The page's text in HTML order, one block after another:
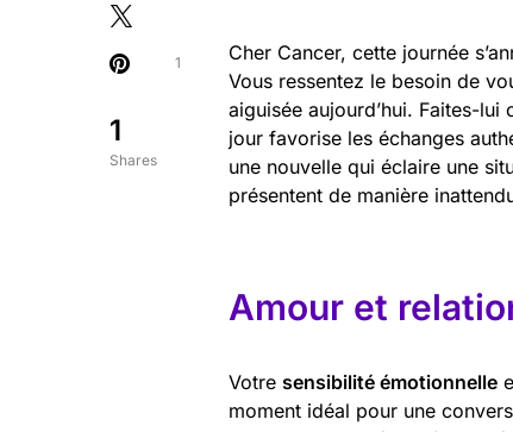
1
Shares
1 Cher Cancer, cette journée
Vous ressentez le besoin de
aiguisée aujourd’hui. Faites-
jour favorise les échanges
une nouvelle qui éclaire une
présentent de manière
Amour et
Votre sensibilité émotionnelle
moment idéal pour une